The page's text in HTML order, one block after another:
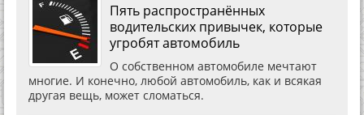
Пять распространённых
водительских привычек, которые
угробят автомобиль
О собственном автомобиле мечтают
многие. И конечно, любой автомобиль, как и всякая
другая вещь, может сломаться.